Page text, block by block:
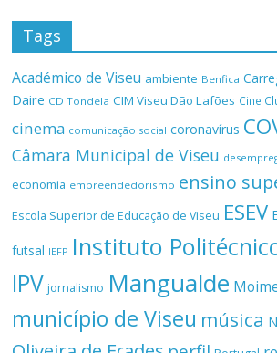
Tags
Académico de Viseu ambiente Benfica
Daire CD Tondela CIM Viseu Dão Lafões Cine
cinema comunicação social coronavírus
Câmara Municipal de Viseu
economia empreendedorismo ensino
Escola Superior de Educação de Viseu ESEV
futsal IEFP Instituto
IPV jornalismo Mangualde
município de Viseu música